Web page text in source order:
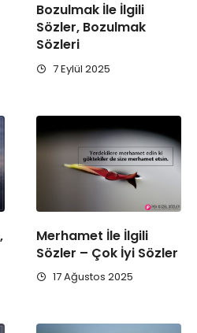
Bozulmak İle İlgili
Sözler, Bozulmak
Sözleri
7 Eylül 2025
Merhamet İle İlgili
Sözler – Çok İyi Sözler
17 Ağustos 2025